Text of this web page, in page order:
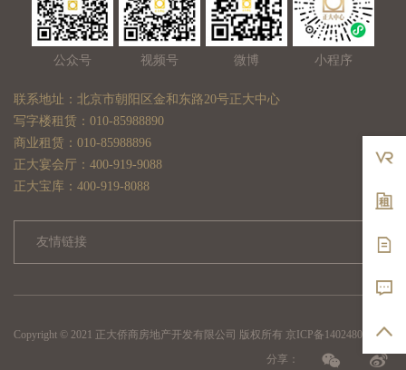
公众号 视频号 微博 小程序
联系地址：北京市朝阳区金和东路20号正大中心
写字楼租赁：010-85988890
商业租赁：010-85988896
正大宴会厅：400-919-9088
正大宝库：400-919-8088
友情链接
Copyright © 2021 正大侨商房地产开发有限公司 版权所有 京ICP备14024801号-2
分享：